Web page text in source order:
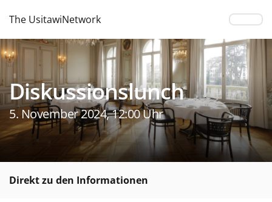
The UsitawiNetwork
Diskussionslunch
5. November 2024, 12:00 Uhr
Direkt zu den Informationen